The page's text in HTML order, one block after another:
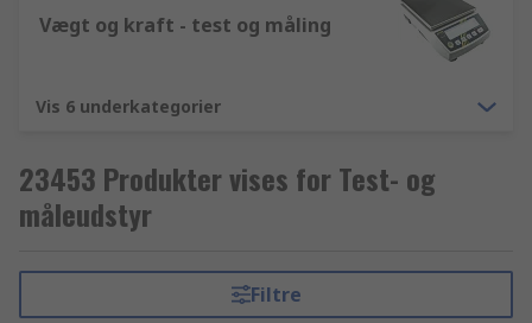
Vægt og kraft - test og måling
Vis 6 underkategorier
23453 Produkter vises for Test- og
måleudstyr
Filtre